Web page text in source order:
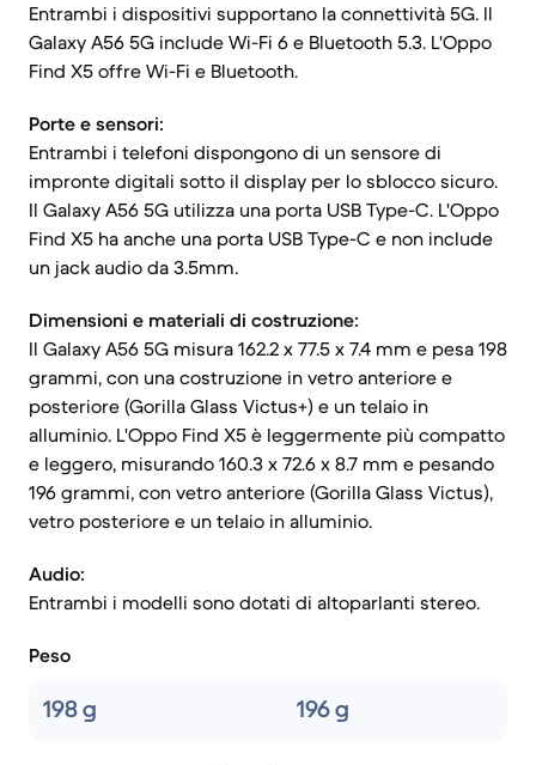
Entrambi i dispositivi supportano la connettività 5G. Il
Galaxy A56 5G include Wi-Fi 6 e Bluetooth 5.3. L'Oppo
Find X5 offre Wi-Fi e Bluetooth.
Porte e sensori:
Entrambi i telefoni dispongono di un sensore di
impronte digitali sotto il display per lo sblocco sicuro.
Il Galaxy A56 5G utilizza una porta USB Type-C. L'Oppo
Find X5 ha anche una porta USB Type-C e non include
un jack audio da 3.5mm.
Dimensioni e materiali di costruzione:
Il Galaxy A56 5G misura 162.2 x 77.5 x 7.4 mm e pesa 198
grammi, con una costruzione in vetro anteriore e
posteriore (Gorilla Glass Victus+) e un telaio in
alluminio. L'Oppo Find X5 è leggermente più compatto
e leggero, misurando 160.3 x 72.6 x 8.7 mm e pesando
196 grammi, con vetro anteriore (Gorilla Glass Victus),
vetro posteriore e un telaio in alluminio.
Audio:
Entrambi i modelli sono dotati di altoparlanti stereo.
Peso
198 g 196 g